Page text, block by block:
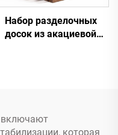
Набор разделочных
досок из акациевой
включают
которая